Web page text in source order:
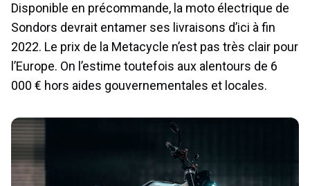
Disponible en précommande, la moto électrique de
Sondors devrait entamer ses livraisons d’ici à fin
2022. Le prix de la Metacycle n’est pas très clair pour
l’Europe. On l’estime toutefois aux alentours de 6
000 € hors aides gouvernementales et locales.